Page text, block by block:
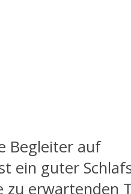
Begleiter auf
ein guter
zu erwartenden